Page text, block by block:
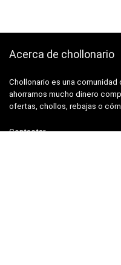
Acerca de chollonario
Chollonario es una
ahorramos mucho dinero
ofertas, chollos, rebajas o
Contactar